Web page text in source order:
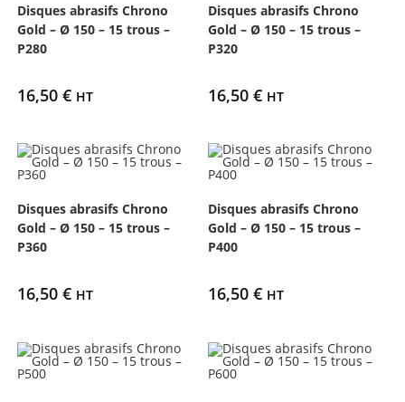
Disques abrasifs Chrono
Gold – Ø 150 – 15 trous –
P280
16,50 € HT
Disques abrasifs Chrono
Gold – Ø 150 – 15 trous –
P320
16,50€ HT
Disques abrasifs Chrono
Gold – Ø 150 – 15 trous –
P360
16,50 € HT
Disques abrasifs Chrono
Gold – Ø 150 – 15 trous –
P400
16,50€ HT